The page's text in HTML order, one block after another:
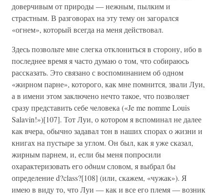
доверчивым от природы — нежным, пылким и
страстным. В разговорах на эту тему он загорался
«огнем», который всегда на меня действовал.
Здесь позвольте мне слегка отклониться в сторону, ибо в
последнее время я часто думаю о том, что собираюсь
рассказать. Это связано с воспоминанием об одном
«жирном парне», которого, как мне помнится, звали Луи,
а в имени этом заключено нечто такое, что позволяет
сразу представить себе человека («Je me nomme Louis
Salavin!»)[107]. Тот Луи, о котором я вспоминал не далее
как вчера, обычно задавал тон в наших спорах о жизни и
книгах на пустыре за углом. Он был, как я уже сказал,
жирным парнем, и, если бы меня попросили
охарактеризовать егооднимсловом, я выбрал бы
определение d?class?[108] (или, скажем, «чужак»). Я
имею в виду то, что Луи — как и все его племя — возник